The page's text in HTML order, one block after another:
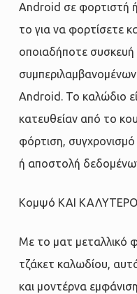
Android σε φορτιστή
το για να φορτίσετε
οποιαδήποτε συσκευή
Android. Το καλώδιο
κατευθείαν από το
φόρτιση,
ή αποστολή
Κομψό ΚΑΙ
Με το ματ μεταλλικό
τζάκετ καλωδίου,
και μοντέρνα